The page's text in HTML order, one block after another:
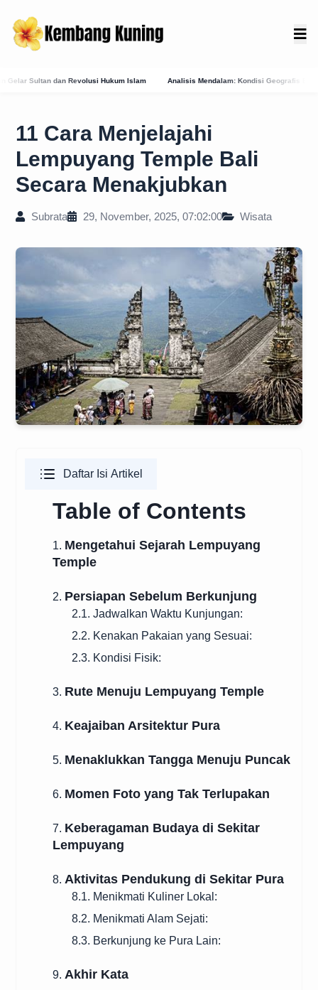
Islam Analisis Mendalam: Kondisi Geografis Bali Barat Daya Sebagai Faktor Utama
11 Cara Menjelajahi
Lempuyang Temple Bali
Secara Menakjubkan
Subrata 29, November, 2025, 07:02:00 Wisata
Daftar Isi Artikel
Table of Contents
1. Mengetahui Sejarah Lempuyang
Temple
2. Persiapan Sebelum Berkunjung
2.1. Jadwalkan Waktu Kunjungan:
2.2. Kenakan Pakaian yang Sesuai:
2.3. Kondisi Fisik:
3. Rute Menuju Lempuyang Temple
4. Keajaiban Arsitektur Pura
5. Menaklukkan Tangga Menuju Puncak
6. Momen Foto yang Tak Terlupakan
7. Keberagaman Budaya di Sekitar
Lempuyang
8. Aktivitas Pendukung di Sekitar Pura
8.1. Menikmati Kuliner Lokal:
8.2. Menikmati Alam Sejati:
8.3. Berkunjung ke Pura Lain:
9. Akhir Kata